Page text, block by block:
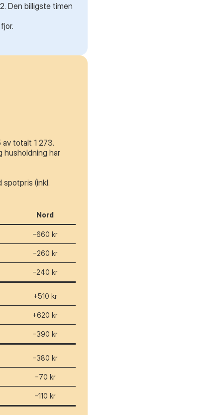
Den billigste timen
totalt 1 273.
husholdning har
spotpris (inkl.
Nord
−660 kr
−260 kr
−240 kr
+510 kr
+620 kr
−390 kr
−380 kr
−70 kr
−110 kr